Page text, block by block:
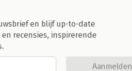
en blijf up-to-date
recensies, inspirerende
Aanmelden